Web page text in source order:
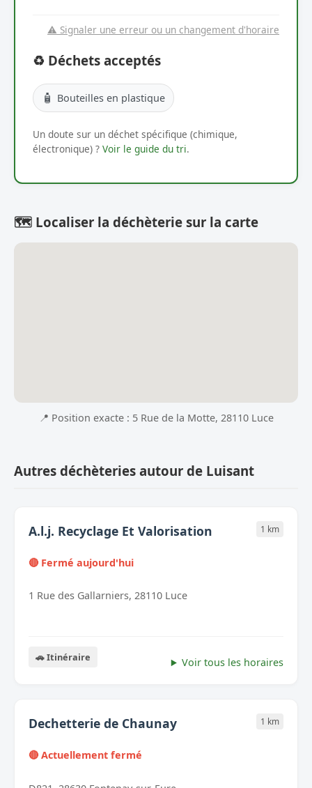
⚠️ Signaler une erreur ou un changement d'horaire
♻️ Déchets acceptés
🧴 Bouteilles en plastique
Un doute sur un déchet spécifique (chimique,
électronique) ? Voir le guide du tri.
🗺️ Localiser la déchèterie sur la carte
📍 Position exacte : 5 Rue de la Motte, 28110 Luce
Autres déchèteries autour de Luisant
A.l.j. Recyclage Et Valorisation 1 km
🔴 Fermé aujourd'hui
1 Rue des Gallarniers, 28110 Luce
🚗 Itinéraire Voir tous les horaires
Dechetterie de Chaunay 1 km
🔴 Actuellement fermé